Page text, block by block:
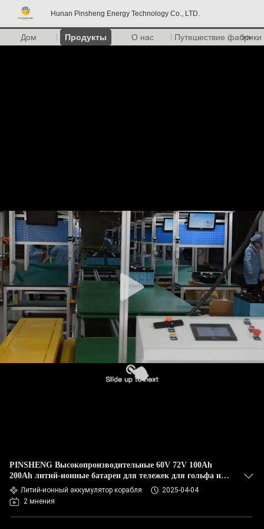
Hunan Pinsheng Energy Technology Co., LTD.
Дом Продукты О нас Путешествие фабрики
>>
PINSHENG Высокопроизводительные 60V 72V 100Ah
200Ah литий-ионные батареи для тележек для гольфа и
электромобилей
Литий-ионный аккумулятор корабля
2025-04-04
2 мнения